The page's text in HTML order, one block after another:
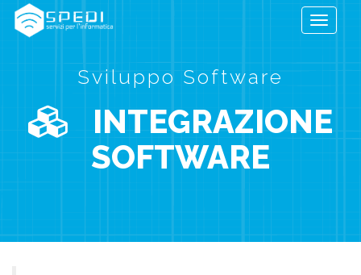
Toggle
Sviluppo Software
INTEGRAZIONE
SOFTWARE